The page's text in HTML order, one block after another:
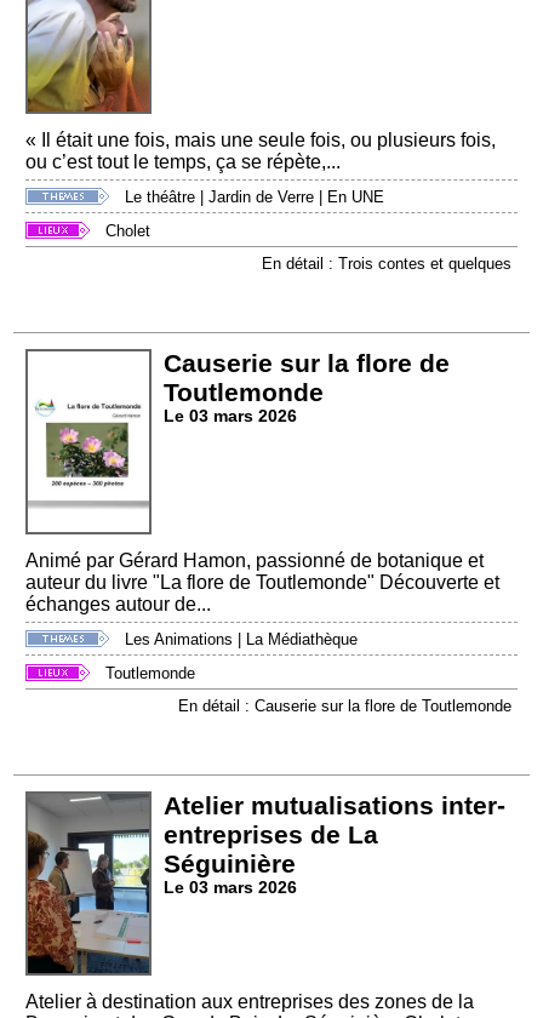
« Il était une fois, mais une seule fois, ou plusieurs fois,
ou c’est tout le temps, ça se répète,...
Le théâtre |Jardin de Verre
En UNE
Cholet
En détail : Trois contes et quelques
Causerie sur la flore de
Toutlemonde
Le 03 mars 2026
Animé par Gérard Hamon, passionné de botanique et
auteur du livre "La flore de Toutlemonde" Découverte et
échanges autour de...
Les Animations
La Médiathèque
Toutlemonde
En détail : Causerie sur la flore de Toutlemonde
Atelier mutualisations inter-
entreprises de La
Séguinière
Le 03 mars 2026
Atelier à destination aux entreprises des zones de la